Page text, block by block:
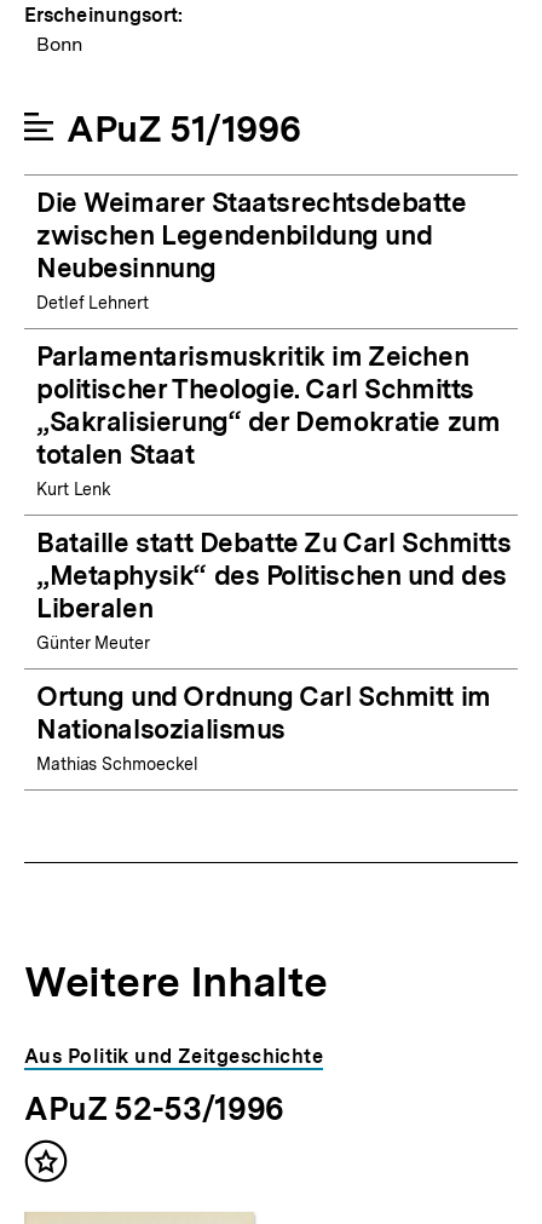
Erscheinungsort:
Bonn
APuZ 51/1996
Die Weimarer Staatsrechtsdebatte
zwischen Legendenbildung und
Neubesinnung
Detlef Lehnert
Parlamentarismuskritik im Zeichen
politischer Theologie. Carl Schmitts
„Sakralisierung“ der Demokratie zum
totalen Staat
Kurt Lenk
Bataille statt Debatte Zu Carl Schmitts
„Metaphysik“ des Politischen und des
Liberalen
Günter Meuter
Ortung und Ordnung Carl Schmitt im
Nationalsozialismus
Mathias Schmoeckel
Weitere Inhalte
Inhaltskarousell
für
weitere
Inhalte
Inhaltskarussell
überspringen
Aus Politik und Zeitgeschichte
APuZ 52-53/1996
Inhalt